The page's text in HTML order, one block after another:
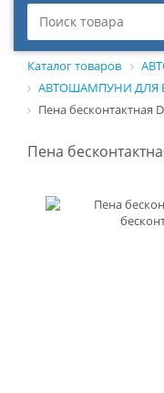
Каталог товаров
АВТОШАМПУНИ ДЛЯ
Пена бесконтактная
Пена